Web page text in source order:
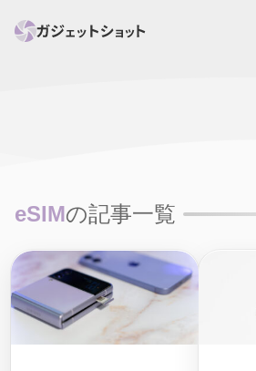
ガイド ニュース オーディオ
eSIMの記事一覧